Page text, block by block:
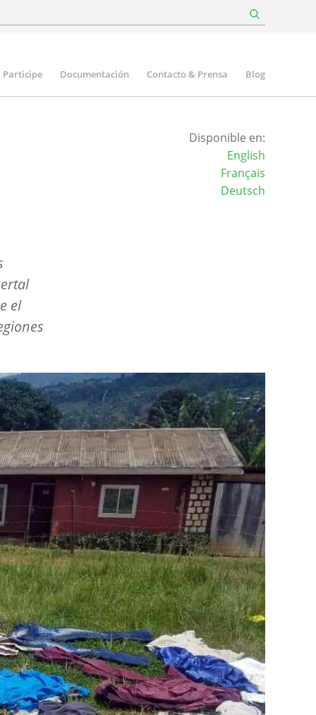
Participe Documentación Contacto & Prensa Blog
el
Disponible en:
English
Français
Deutsch